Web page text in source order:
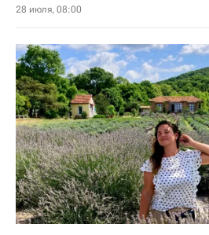
28 июля, 08:00